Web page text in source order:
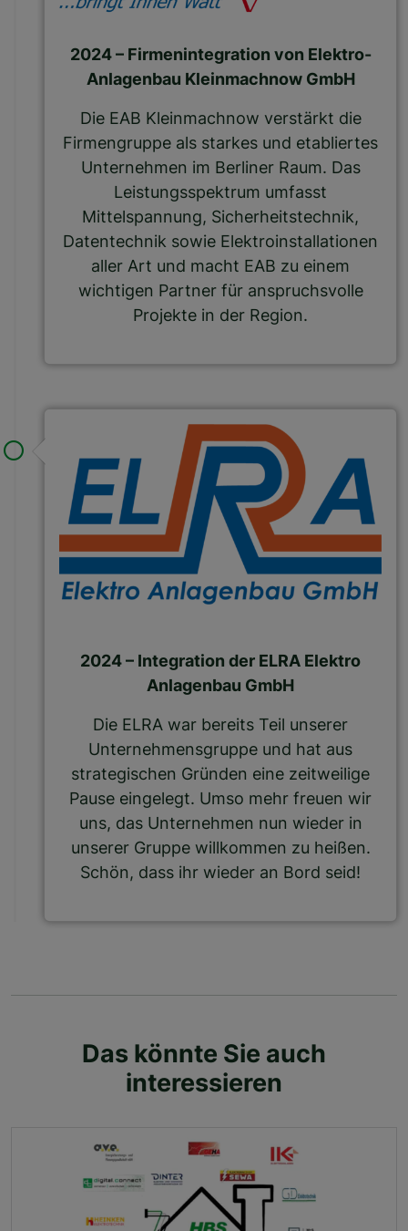
2024 – Firmenintegration von Elektro-
Anlagenbau Kleinmachnow GmbH
Die EAB Kleinmachnow verstärkt die
Firmengruppe als starkes und etabliertes
Unternehmen im Berliner Raum. Das
Leistungsspektrum umfasst
Mittelspannung, Sicherheitstechnik,
Datentechnik sowie Elektroinstallationen
aller Art und macht EAB zu einem
wichtigen Partner für anspruchsvolle
Projekte in der Region.
2024 – Integration der ELRA Elektro
Anlagenbau GmbH
Die ELRA war bereits Teil unserer
Unternehmensgruppe und hat aus
strategischen Gründen eine zeitweilige
Pause eingelegt. Umso mehr freuen wir
uns, das Unternehmen nun wieder in
unserer Gruppe willkommen zu heißen.
Schön, dass ihr wieder an Bord seid!
Das könnte Sie auch
interessieren